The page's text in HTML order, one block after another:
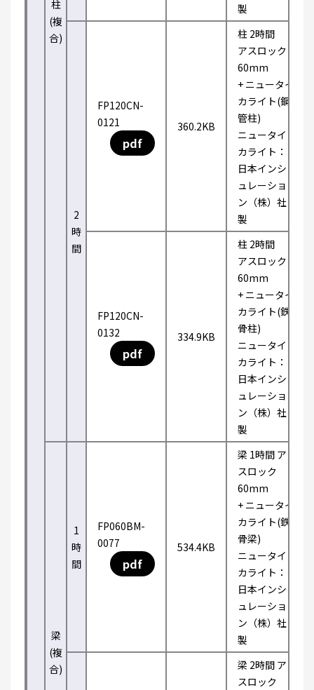
柱
(複
合)
製
2
時
間
FP120CN-
0121
pdf
360.2KB
柱 2時間
アスロック
60mm
+ ニュータイ
カライト(鋼
管柱)
ニュータイ
カライト：
日本インシ
ュレーショ
ン（株）社
製
FP120CN-
0132
pdf
334.9KB
柱 2時間
アスロック
60mm
+ ニュータイ
カライト(鉄
骨柱)
ニュータイ
カライト：
日本インシ
ュレーショ
ン（株）社
製
梁
(複
合)
1
時
間
FP060BM-
0077
pdf
534.4KB
梁 1時間 ア
スロック
60mm
+ ニュータイ
カライト(鉄
骨梁)
ニュータイ
カライト：
日本インシ
ュレーショ
ン（株）社
製
梁 2時間 ア
スロック